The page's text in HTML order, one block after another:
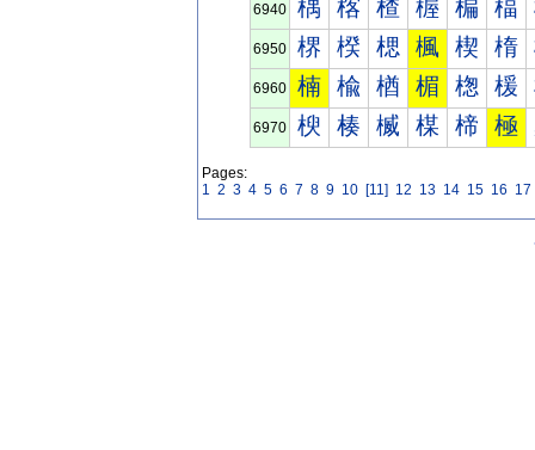
6940 楀 楁 楂 楃 楄 楅
6950 楐 楑 楒 楓 楔 楕
6960 楠 楡 楢 楣 楤 楥
6970 楰 楱 楲 楳 楴 極
Pages:
1 2 3 4 5 6 7 8 9 10 [11] 12 13 14 15 16 17